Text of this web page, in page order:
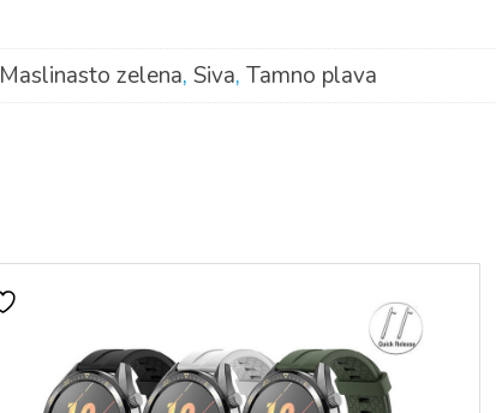
Maslinasto zelena, Siva, Tamno plava